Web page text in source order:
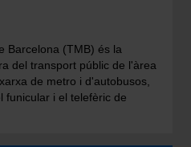
Barcelona (TMB) és la
del transport públic de l'àrea
de metro i d'autobusos,
funicular i el telefèric de